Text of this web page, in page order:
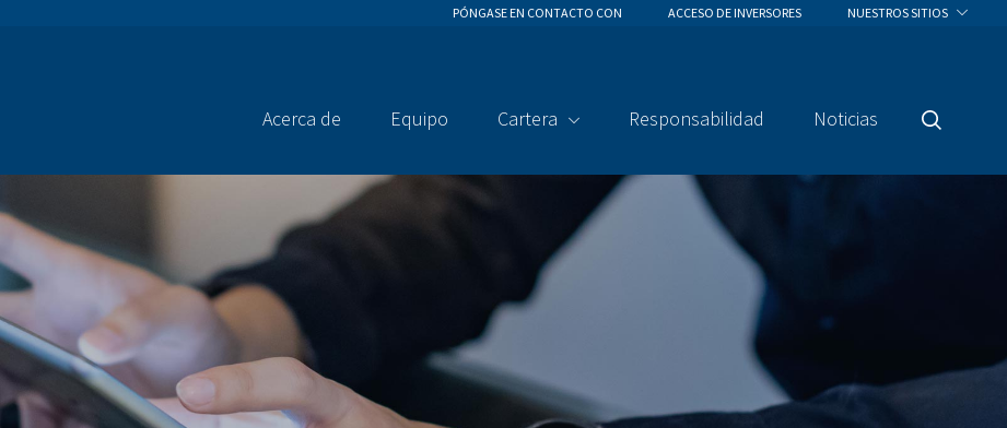
PÓNGASE EN CONTACTO CON ACCESO DE INVERSORES NUESTROS SITIOS
Acerca de Equipo Cartera Responsabilidad Noticias
Buscar